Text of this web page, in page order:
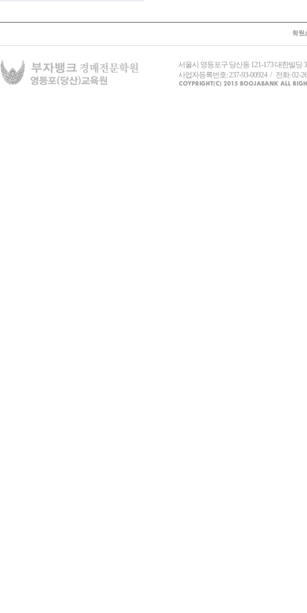
서울시 영등포구 당산동 121-173 대한빌
사업자등록번호: 237-93-00924 / 전화: 02-